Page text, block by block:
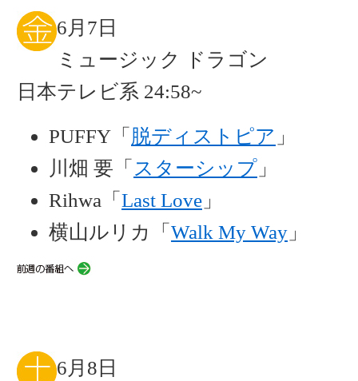
6月7日
ミュージック ドラゴン
日本テレビ系 24:58~
PUFFY「 脱ディストピア 」
川畑 要「 スターシップ 」
Rihwa「 Last Love 」
横山ルリカ「 Walk My Way 」
6月8日